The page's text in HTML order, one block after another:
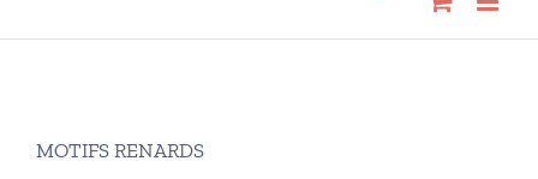
MOTIFS RENARDS